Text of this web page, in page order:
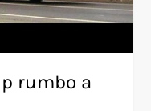
rumbo a